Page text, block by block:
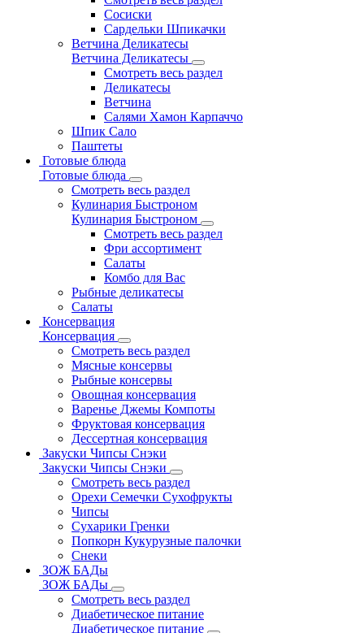
Сосиски
Сардельки Шпикачки
Ветчина Деликатесы
Ветчина Деликатесы
Смотреть весь раздел
Деликатесы
Ветчина
Салями Хамон Карпаччо
Шпик Сало
Паштеты
Готовые блюда
Готовые блюда
Смотреть весь раздел
Кулинария Быстроном
Кулинария Быстроном
Смотреть весь раздел
Фри ассортимент
Салаты
Комбо для Вас
Рыбные деликатесы
Салаты
Консервация
Консервация
Смотреть весь раздел
Мясные консервы
Рыбные консервы
Овощная консервация
Варенье Джемы Компоты
Фруктовая консервация
Дессертная консервация
Закуски Чипсы Снэки
Закуски Чипсы Снэки
Смотреть весь раздел
Орехи Семечки Сухофрукты
Чипсы
Сухарики Гренки
Попкорн Кукурузные палочки
Снеки
ЗОЖ БАДы
ЗОЖ БАДы
Смотреть весь раздел
Диабетическое питание
Диабетическое питание